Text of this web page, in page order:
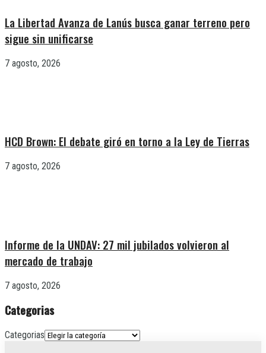
La Libertad Avanza de Lanús busca ganar terreno pero
sigue sin unificarse
7 agosto, 2026
HCD Brown: El debate giró en torno a la Ley de Tierras
7 agosto, 2026
Informe de la UNDAV: 27 mil jubilados volvieron al
mercado de trabajo
7 agosto, 2026
Categorias
Categorias